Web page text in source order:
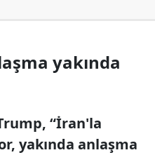
yakında
“İran'la
yakında anlaşma